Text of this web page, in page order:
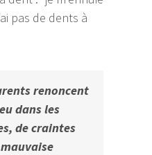
pas de dents à
renoncent
dans les
de craintes